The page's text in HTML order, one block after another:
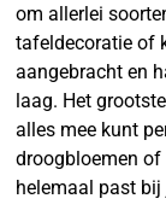
om allerlei
tafeldecoratie of
aangebracht en
laag. Het
alles mee kunt
droogbloemen
helemaal past